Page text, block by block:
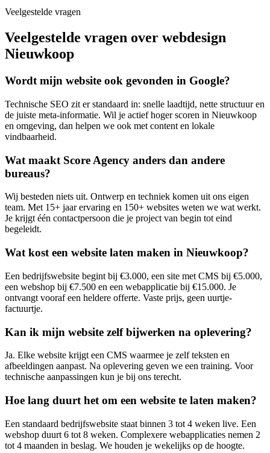
Veelgestelde vragen
Veelgestelde vragen over webdesign
Nieuwkoop
Wordt mijn website ook gevonden in Google?
Technische SEO zit er standaard in: snelle laadtijd, nette structuur en
de juiste meta-informatie. Wil je actief hoger scoren in Nieuwkoop
en omgeving, dan helpen we ook met content en lokale
vindbaarheid.
Wat maakt Score Agency anders dan andere
bureaus?
Wij besteden niets uit. Ontwerp en techniek komen uit ons eigen
team. Met 15+ jaar ervaring en 150+ websites weten we wat werkt.
Je krijgt één contactpersoon die je project van begin tot eind
begeleidt.
Wat kost een website laten maken in Nieuwkoop?
Een bedrijfswebsite begint bij €3.000, een site met CMS bij €5.000,
een webshop bij €7.500 en een webapplicatie bij €15.000. Je
ontvangt vooraf een heldere offerte. Vaste prijs, geen uurtje-
factuurtje.
Kan ik mijn website zelf bijwerken na oplevering?
Ja. Elke website krijgt een CMS waarmee je zelf teksten en
afbeeldingen aanpast. Na oplevering geven we een training. Voor
technische aanpassingen kun je bij ons terecht.
Hoe lang duurt het om een website te laten maken?
Een standaard bedrijfswebsite staat binnen 3 tot 4 weken live. Een
webshop duurt 6 tot 8 weken. Complexere webapplicaties nemen 2
tot 4 maanden in beslag. We houden je wekelijks op de hoogte.